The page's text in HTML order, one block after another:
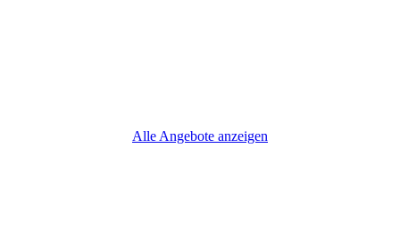
Alle Angebote anzeigen